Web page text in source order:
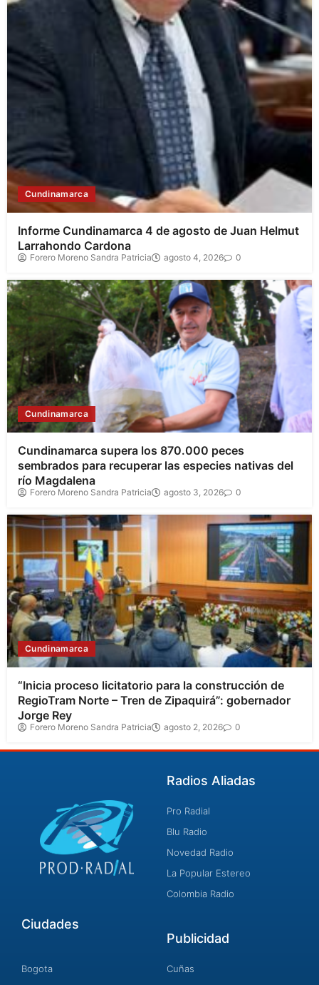
Cundinamarca
Informe Cundinamarca 4 de agosto de Juan Helmut
Larrahondo Cardona
Forero Moreno Sandra Patricia agosto 4, 2026 0
Cundinamarca
Cundinamarca supera los 870.000 peces
sembrados para recuperar las especies nativas del
río Magdalena
Forero Moreno Sandra Patricia agosto 3, 2026 0
Cundinamarca
“Inicia proceso licitatorio para la construcción de
RegioTram Norte – Tren de Zipaquirá”: gobernador
Jorge Rey
Forero Moreno Sandra Patricia agosto 2, 2026 0
Radios Aliadas
Pro Radial
Blu Radio
Novedad Radio
La Popular Estereo
Colombia Radio
Ciudades
Bogota
Publicidad
Cuñas